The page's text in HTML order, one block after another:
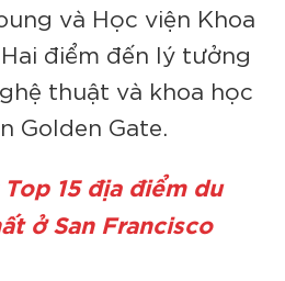
và Học viện Khoa
điểm đến lý tưởng
thuật và khoa học
Golden Gate.
Top 15 địa điểm du
ở San Francisco